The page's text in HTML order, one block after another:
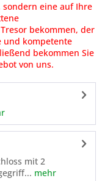
eine auf Ihre
bekommen, der
und kompetente
bekommen Sie
von uns.
mit 2
mehr